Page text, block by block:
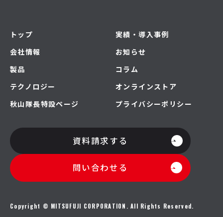
トップ
会社情報
製品
テクノロジー
秋山隊長特設ページ
実績・導入事例
お知らせ
コラム
オンラインストア
プライバシーポリシー
資料請求する
問い合わせる
Copyright © MITSUFUJI CORPORATION. All Rights Reserved.